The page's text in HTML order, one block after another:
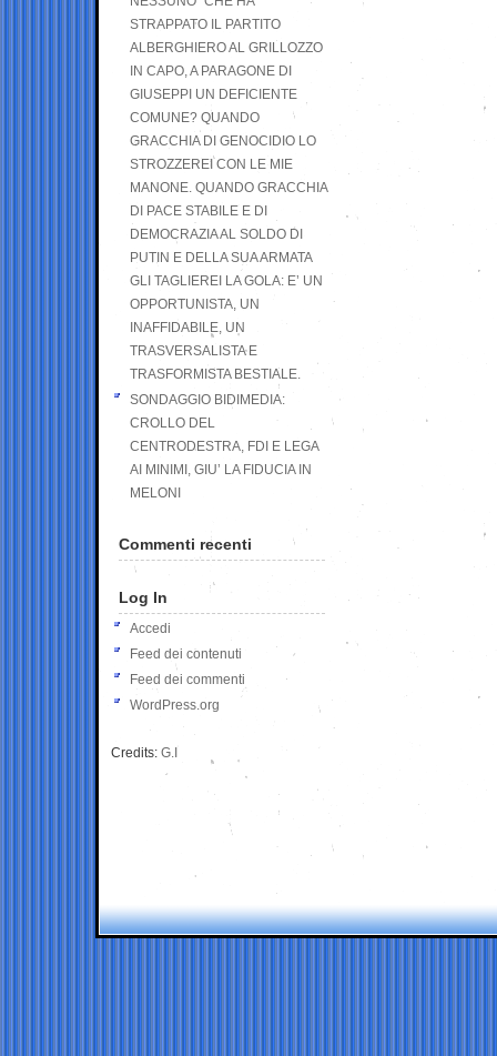
STRAPPATO IL PARTITO
ALBERGHIERO AL GRILLOZZO
IN CAPO, A PARAGONE DI
GIUSEPPI UN DEFICIENTE
COMUNE? QUANDO
GRACCHIA DI GENOCIDIO LO
STROZZEREI CON LE MIE
MANONE. QUANDO GRACCHIA
DI PACE STABILE E DI
DEMOCRAZIA AL SOLDO DI
PUTIN E DELLA SUA ARMATA
GLI TAGLIEREI LA GOLA: E’ UN
OPPORTUNISTA, UN
INAFFIDABILE, UN
TRASVERSALISTA E
TRASFORMISTA BESTIALE.
SONDAGGIO BIDIMEDIA:
CROLLO DEL
CENTRODESTRA, FDI E LEGA
AI MINIMI, GIU’ LA FIDUCIA IN
MELONI
Commenti recenti
Log In
Accedi
Feed dei contenuti
Feed dei commenti
WordPress.org
Credits: G.I